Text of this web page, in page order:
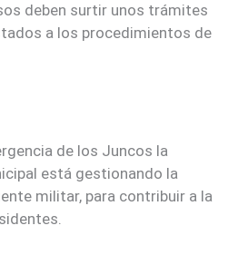
deben surtir unos trámites
a los procedimientos de
de los Juncos la
está gestionando la
militar, para contribuir a la